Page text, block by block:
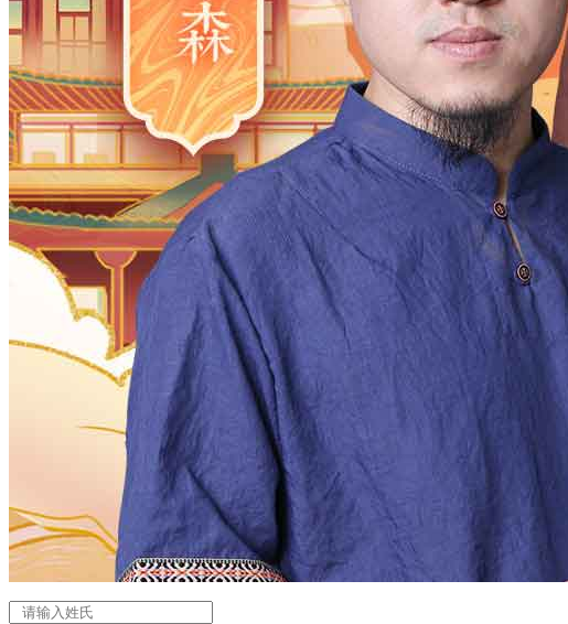
1961
1960 1959 1958 1957 1955 1954
1938
1937 1936 1935 1934 1933 1932 1931
1915 1914 1913 1911 1910 1909
月
12
11 10 9 8 7 6 4 3 2 1
日
31
30 29 28 27 26 25 24 23
时
23
22 21 20 19 18 17 16 14 13
59
58 56 52 51 50 49
28
27 25 24 22 21
名字大全
*